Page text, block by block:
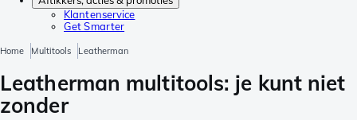
Klantenservice
Get Smarter
Home Multitools Leatherman
Leatherman multitools: je kunt niet
zonder